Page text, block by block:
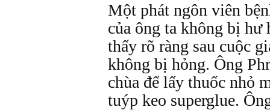
Một phát ngôn viên
của ông ta không bị hư
thấy rõ ràng sau cuộc
không bị hỏng. Ông
chùa để lấy thuốc nhỏ
tuýp keo superglue.